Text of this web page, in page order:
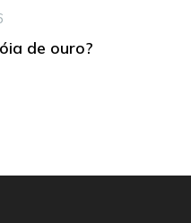
de ouro?